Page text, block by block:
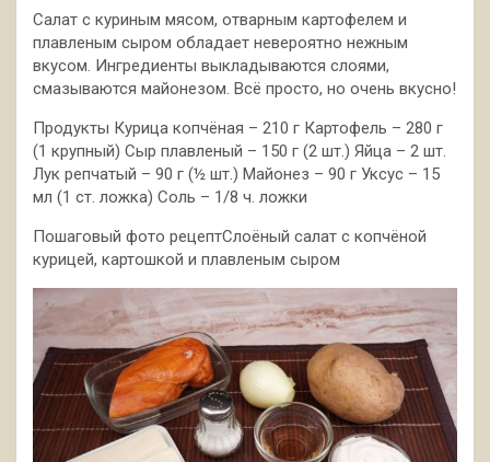
Салат с куриным мясом, отварным картофелем и
плавленым сыром обладает невероятно нежным
вкусом. Ингредиенты выкладываются слоями,
смазываются майонезом. Всё просто, но очень вкусно!
Продукты Курица копчёная – 210 г Картофель – 280 г
(1 крупный) Сыр плавленый – 150 г (2 шт.) Яйца – 2 шт.
Лук репчатый – 90 г (½ шт.) Майонез – 90 г Уксус – 15
мл (1 ст. ложка) Соль – 1/8 ч. ложки
Пошаговый фото рецептСлоёный салат с копчёной
курицей, картошкой и плавленым сыром